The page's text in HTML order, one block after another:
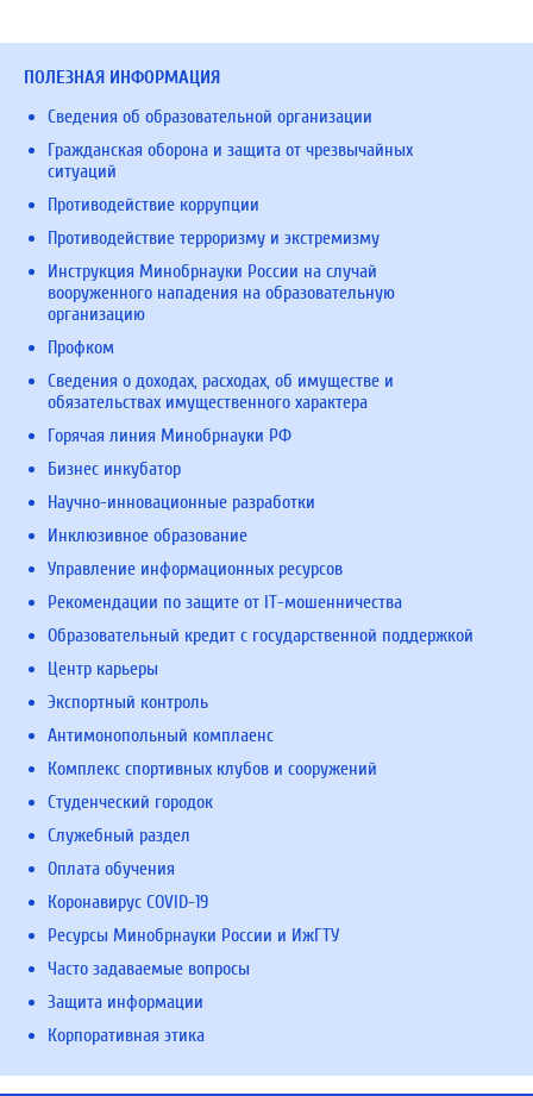
ПОЛЕЗНАЯ ИНФОРМАЦИЯ
Сведения об образовательной организации
Гражданская оборона и защита от чрезвычайных
ситуаций
Противодействие коррупции
Противодействие терроризму и экстремизму
Инструкция Минобрнауки России на случай
вооруженного нападения на образовательную
организацию
Профком
Сведения о доходах, расходах, об имуществе и
обязательствах имущественного характера
Горячая линия Минобрнауки РФ
Бизнес инкубатор
Научно-инновационные разработки
Инклюзивное образование
Управление информационных ресурсов
Рекомендации по защите от IT-мошенничества
Образовательный кредит с государственной поддержкой
Центр карьеры
Экспортный контроль
Антимонопольный комплаенс
Комплекс спортивных клубов и сооружений
Студенческий городок
Служебный раздел
Оплата обучения
Коронавирус COVID-19
Ресурсы Минобрнауки России и ИжГТУ
Часто задаваемые вопросы
Защита информации
Корпоративная этика